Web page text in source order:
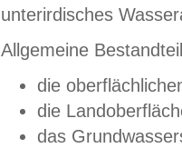
unterirdisches
Allgemeine
die
die
das